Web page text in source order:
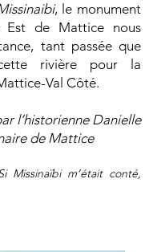
, le monument
Est de Mattice nous
tant passée que
rivière pour la
Val Côté.
l’historienne Danielle
de Mattice
Missinaïbi m’était conté,